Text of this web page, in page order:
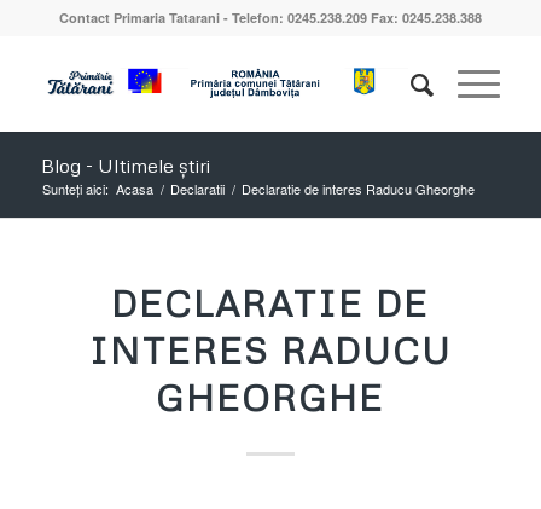
Contact Primaria Tatarani - Telefon: 0245.238.209 Fax: 0245.238.388
Blog - Ultimele știri
Sunteți aici: Acasa / Declaratii / Declaratie de interes Raducu Gheorghe
DECLARATIE DE
INTERES RADUCU
GHEORGHE